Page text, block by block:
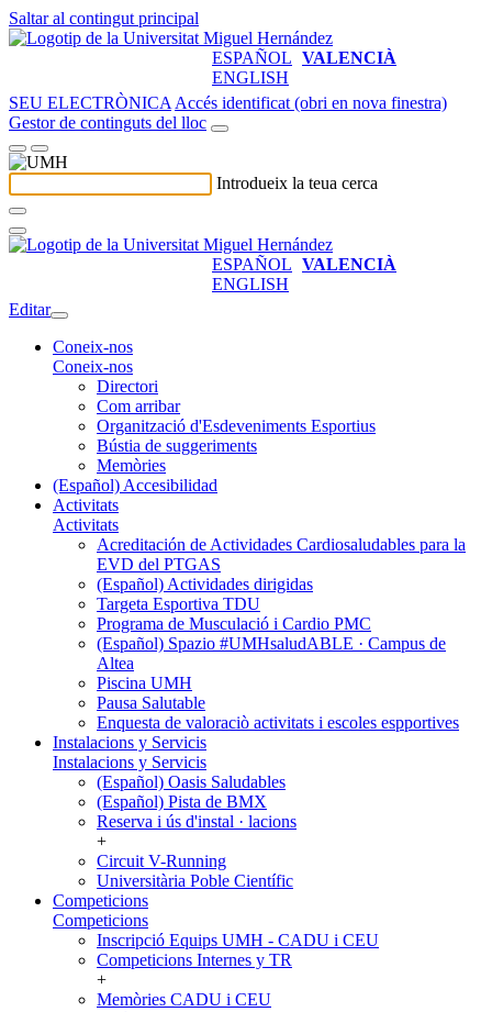
Saltar al contingut principal
ESPAÑOL VALENCIÀ
ENGLISH
SEU ELECTRÒNICA Accés identificat (obri en nova finestra)
Gestor de continguts del lloc
Introdueix la teua cerca
ESPAÑOL VALENCIÀ
ENGLISH
Editar
Coneix-nos
Coneix-nos
Directori
Com arribar
Organització d'Esdeveniments Esportius
Bústia de suggeriments
Memòries
(Español) Accesibilidad
Activitats
Activitats
Acreditación de Actividades Cardiosaludables para la
EVD del PTGAS
(Español) Actividades dirigidas
Targeta Esportiva TDU
Programa de Musculació i Cardio PMC
(Español) Spazio #UMHsaludABLE · Campus de
Altea
Piscina UMH
Pausa Salutable
Enquesta de valoraciò activitats i escoles espportives
Instalacions y Servicis
Instalacions y Servicis
(Español) Oasis Saludables
(Español) Pista de BMX
Reserva i ús d'instal · lacions
+
Circuit V-Running
Universitària Poble Científic
Competicions
Competicions
Inscripció Equips UMH - CADU i CEU
Competicions Internes y TR
+
Memòries CADU i CEU